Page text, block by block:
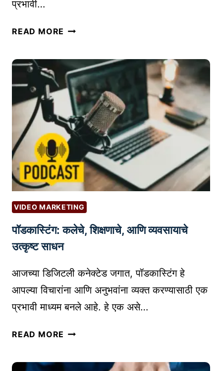
प्रभावी…
READ MORE ग्रा
से
वा
सु
धा
र
ण्या
सा
ठी
उ
प
यु
क्त
चॅ
ट
ट्स
णि
टू
क
VIDEO MARKETING
पॉडकास्टिंग: कलेचे, शिक्षणाचे, आणि व्यवसायाचे
उत्कृष्ट साधन
आजच्या डिजिटली कनेक्टेड जगात, पॉडकास्टिंग हे
आपल्या विचारांना आणि अनुभवांना व्यक्त करण्यासाठी एक
प्रभावी माध्यम बनले आहे. हे एक असे…
READ MORE पॉ